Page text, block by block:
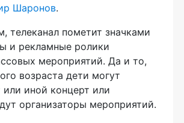
Шаронов.
телеканал пометит значками
и рекламные ролики
мероприятий. Да и то,
возраста дети могут
или иной концерт или
организаторы мероприятий.